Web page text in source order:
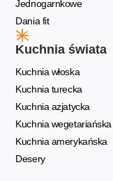
Jednogarnkowe
Dania fit
Kuchnia świata
Kuchnia włoska
Kuchnia turecka
Kuchnia azjatycka
Kuchnia wegetariańska
Kuchnia amerykańska
Desery